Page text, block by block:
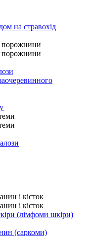
на стравохід
порожнини
порожнини
і кісток
і кісток
(лімфоми шкіри)
(саркоми)